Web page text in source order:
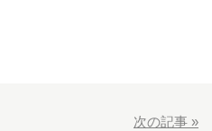
次の記事 »